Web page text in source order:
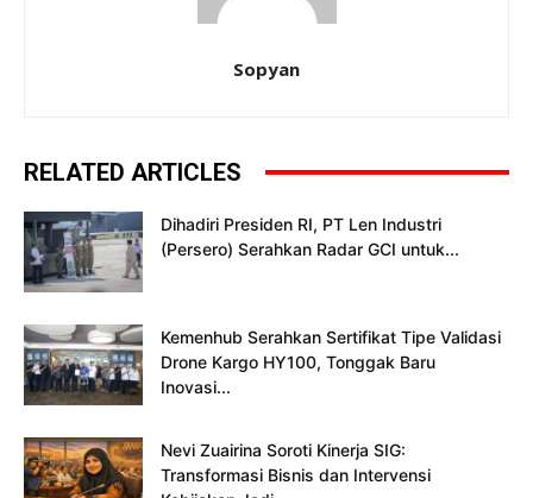
Sopyan
RELATED ARTICLES
Dihadiri Presiden RI, PT Len Industri
(Persero) Serahkan Radar GCI untuk...
Kemenhub Serahkan Sertifikat Tipe Validasi
Drone Kargo HY100, Tonggak Baru
Inovasi...
Nevi Zuairina Soroti Kinerja SIG:
Transformasi Bisnis dan Intervensi